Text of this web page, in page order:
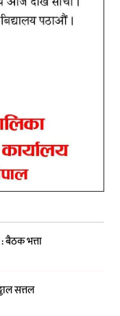
बैठक भत्ता
सत्तल